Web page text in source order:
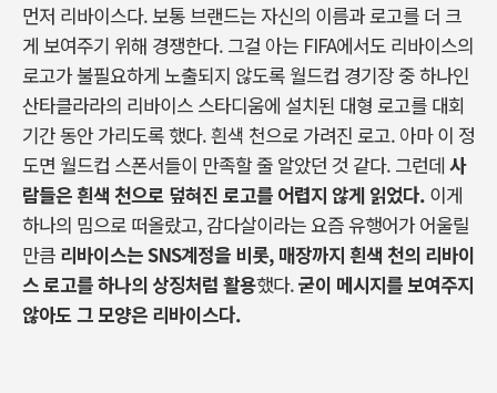
먼저 리바이스다.보통 브랜드는 자신의 이름과로고를 더 크
게 보여주기 위해 경쟁한다. 그걸 아는 FIFA에서도 리바이스의
로고가불필요하게 노출되지 않도록 월드컵 경기장중하나인
산타클라라의 리바이스 스타디움에 설치된 대형 로고를 대회
기간동안 가리도록했다.흰색 천으로 가려진 로고. 아마 이 정
도면 월드컵 스폰서들이 만족할줄 알았던 것 같다. 그런데 사
람들은 흰색 천으로 덮혀진 로고를 어렵지 않게 읽었다. 이게
하나의 밈으로 떠올랐고, 감다살이라는요즘유행어가 어울릴
만큼 리바이스는SNS계정을 비롯, 매장까지 흰색 천의 리바이
스로고를하나의 상징처럼 활용했다.굳이 메시지를보여주지
않아도그모양은 리바이스다.